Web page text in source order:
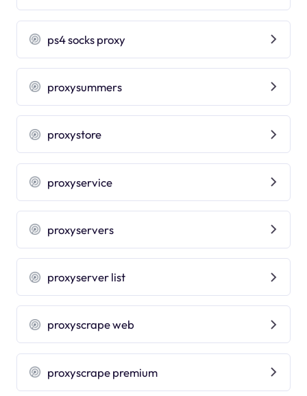
ps4 socks proxy
proxysummers
proxystore
proxyservice
proxyservers
proxyserver list
proxyscrape web
proxyscrape premium